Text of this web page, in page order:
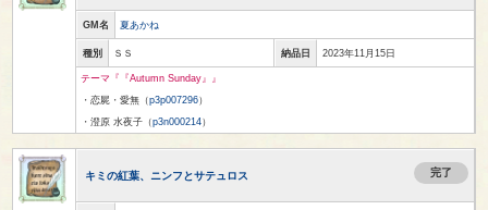
GM名 夏あかね
種別 ＳＳ 納品日 2023年11月15日
テーマ『『Autumn Sunday』』
・恋屍・愛無（p3p007296）
・澄原 水夜子（p3n000214）
キミの紅葉、ニンフとサテュロス 完了